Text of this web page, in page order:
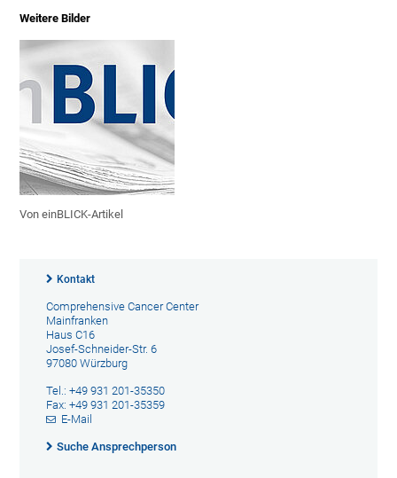
Weitere Bilder
Von einBLICK-Artikel
Kontakt
Comprehensive Cancer Center
Mainfranken
Haus C16
Josef-Schneider-Str. 6
97080 Würzburg
Tel.: +49 931 201-35350
Fax: +49 931 201-35359
E-Mail
Suche Ansprechperson